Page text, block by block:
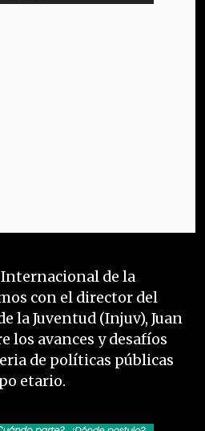
de la
con el director del
la Juventud (Injuv), Juan
los avances y desafíos
de políticas públicas
etario.